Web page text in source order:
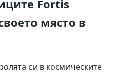
Fortis
място в
си в космическите